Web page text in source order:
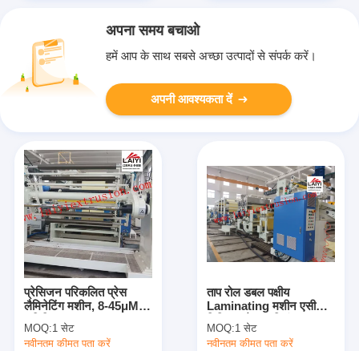
अपना समय बचाओ
हमें आप के साथ सबसे अच्छा उत्पादों से संपर्क करें।
अपनी आवश्यकता दें
प्रेसिजन परिकलित प्रेस
लैमिनेटिंग मशीन, 8-45μM
वाणिज्यिक Laminating
उपकरण
MOQ:1 सेट
नवीनतम कीमत पता करें
ताप रोल डबल पक्षीय
Laminating मशीन एसी
डिजिटल वेक्टर नियंत्रण
इन्वर्टर
MOQ:1 सेट
नवीनतम कीमत पता करें